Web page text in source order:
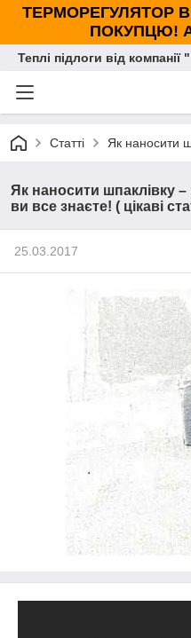
ТЕРМОРЕГУЛЯТОР
ПОКУПЦЮ!
Теплі підлоги від
Статті Як наносити
Як наносити шпаклівку
ви все знаєте! ( цікаві
25.03.2017